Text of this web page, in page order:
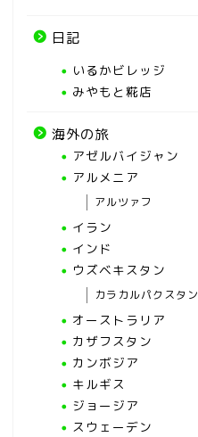
日記
いるかビレッジ
みやもと糀店
海外の旅
アゼルバイジャン
アルメニア
アルツァフ
イラン
インド
ウズベキスタン
カラカルパクスタン
オーストラリア
カザフスタン
カンボジア
キルギス
ジョージア
スウェーデン